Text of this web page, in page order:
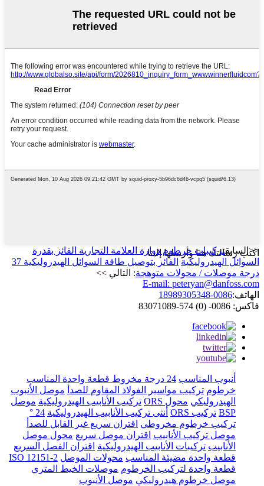
اكتب رسالتك هنا وأرسلها إلينا
<<السابقتركيبات خرطوم دوارة العلامة التجارية الفائز بقدرة
السوائل الهيدروليكية
الفائز بتوصيل طاقة السوائل الهيدروليكية 37
درجة موصلات / محولات متوهجة: التالي >>
E-mail: peteryan@danfoss.com
الهاتف:0086-18989305348
فاكس: 0086- (0) 574-83071089
أنبوب المناسب
24 درجة مخروط قطعة واحدة المناسب
خرطوم تركيب مواسير الفولاذ المقاوم للصدأ موصل الأنبوب
الهيدروليكي محول ORS تركيب الأنابيب الهيدروليكية موصل
BSP تركيب ORS أنثى تركيب الأنابيب الهيدروليكية
24 °
تركيب خرطوم مخروطي اقتران سريع غير القابل للصدأ
موصل تركيب الأنابيب اقتران موصل سريع محول موصل
الأنابيب تركيبات الأنابيب الهيدروليكية اقتران الفصل السريع
قطعة واحدة مضيئة المناسب محولات الموصل ISO 12151-2
قطعة واحدة لتركيب الخرطوم موصلات الخيط المتري
موصل خرطوم هيدروليكي موصل الأنبوب